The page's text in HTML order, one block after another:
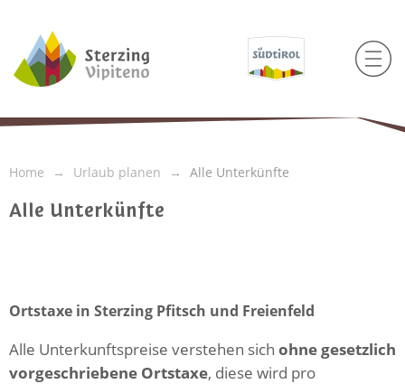
Home Urlaub planen Alle Unterkünfte
Alle Unterkünfte
Ortstaxe in Sterzing Pfitsch und Freienfeld
Alle Unterkunftspreise verstehen sich ohne gesetzlich
vorgeschriebene Ortstaxe, diese wird pro